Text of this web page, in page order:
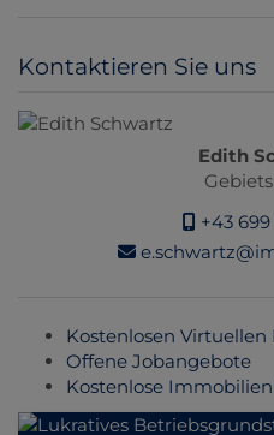
Kontaktieren Sie uns
Edith
+43 699
Kostenlosen
Offene Jobangebote
Kostenlose